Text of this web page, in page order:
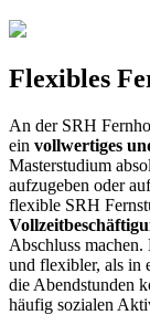
Flexibles
An der SRH
ein vollwertiges
Masterstudium
aufzugeben oder
flexible SRH
Abschluss
und flexibler, als in
die Abendstunden
häufig sozialen